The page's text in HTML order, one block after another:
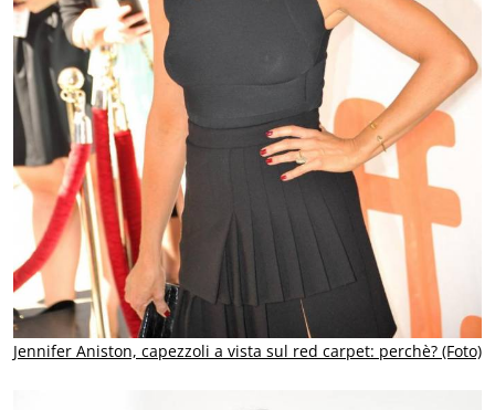
Jennifer Aniston, capezzoli a vista sul red carpet: perchè? (Foto)